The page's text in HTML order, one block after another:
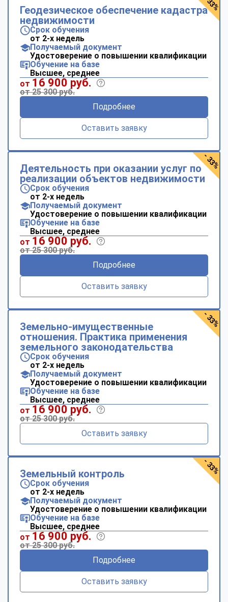
Геодезическое обеспечение кадастра
недвижимости
Срок обучения
от 2-х недель
Получаемый документ
Удостоверение о повышении квалификации
Обучение на базе
Высшее, среднее
от 16 900 руб.
от 25 300 руб.
Подробнее
Оставить заявку
Деятельность при оказании услуг по
реализации объектов недвижимости
Срок обучения
от 2-х недель
Получаемый документ
Удостоверение о повышении квалификации
Обучение на базе
Высшее, среднее
от 16 900 руб.
от 25 300 руб.
Подробнее
Оставить заявку
- 33%
Земельно-имущественные
отношения. Практика применения
земельного законодательства
Срок обучения
от 2-х недель
Получаемый документ
Удостоверение о повышении квалификации
Обучение на базе
Высшее, среднее
от 16 900 руб.
от 25 300 руб.
Оставить заявку
- 33%
Земельный контроль
Срок обучения
от 2-х недель
Получаемый документ
Удостоверение о повышении квалификации
Обучение на базе
Высшее, среднее
от 16 900 руб.
от 25 300 руб.
Подробнее
Оставить заявку
- 33%